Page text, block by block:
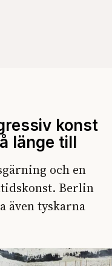
konst
länge till
och en
Berlin
även tyskarna